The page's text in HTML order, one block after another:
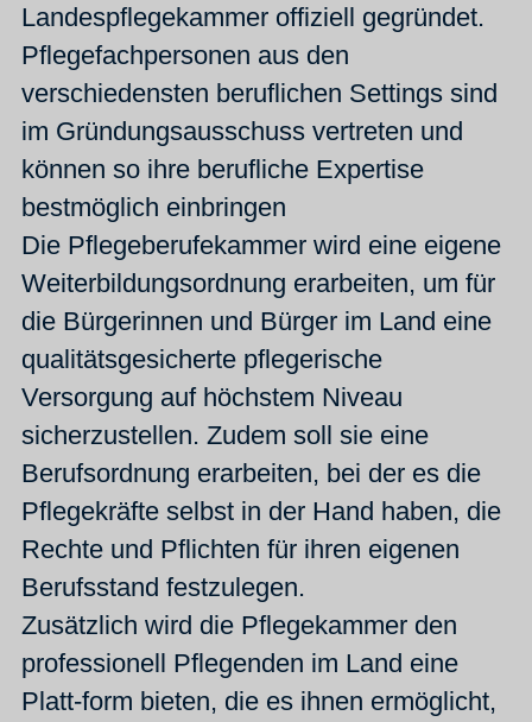
Landespflegekammer offiziell gegründet.
Pflegefachpersonen aus den
verschiedensten beruflichen Settings sind
im Gründungsausschuss vertreten und
können so ihre berufliche Expertise
bestmöglich einbringen
Die Pflegeberufekammer wird eine eigene
Weiterbildungsordnung erarbeiten, um für
die Bürgerinnen und Bürger im Land eine
qualitätsgesicherte pflegerische
Versorgung auf höchstem Niveau
sicherzustellen. Zudem soll sie eine
Berufsordnung erarbeiten, bei der es die
Pflegekräfte selbst in der Hand haben, die
Rechte und Pflichten für ihren eigenen
Berufsstand festzulegen.
Zusätzlich wird die Pflegekammer den
professionell Pflegenden im Land eine
Platt-form bieten, die es ihnen ermöglicht,